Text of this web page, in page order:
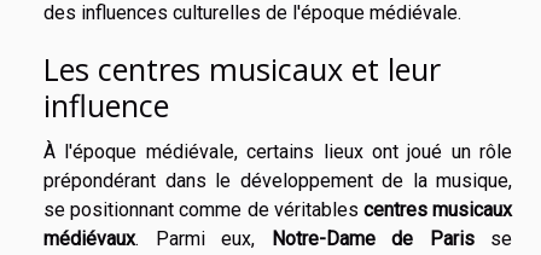
des influences culturelles de l'époque médiévale.
Les centres musicaux et leur
influence
À l'époque médiévale, certains lieux ont joué un rôle
prépondérant dans le développement de la musique,
se positionnant comme de véritables centres musicaux
médiévaux. Parmi eux, Notre-Dame de Parisse